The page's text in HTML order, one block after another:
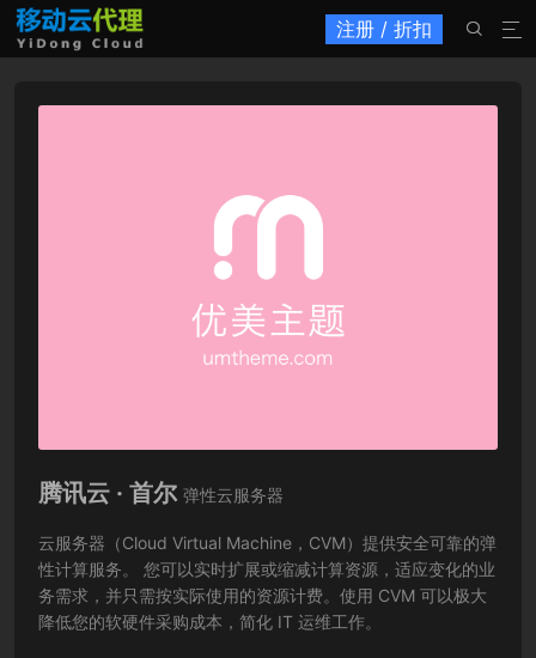
注册 / 折扣 

腾讯云 · 首尔 弹性云服务器
云服务器（Cloud Virtual Machine，CVM）提供安全可靠的弹
性计算服务。 您可以实时扩展或缩减计算资源，适应变化的业
务需求，并只需按实际使用的资源计费。使用 CVM 可以极大
降低您的软硬件采购成本，简化 IT 运维工作。